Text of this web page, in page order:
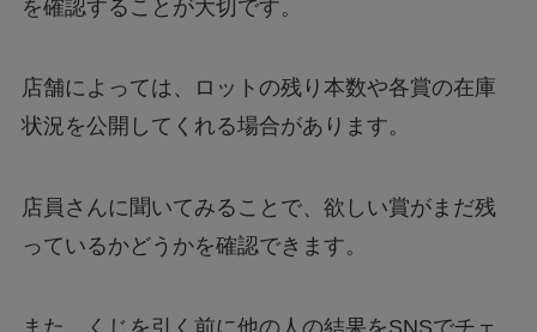
を確認することが大切です。
店舗によっては、ロットの残り本数や各賞の在庫
状況を公開してくれる場合があります。
店員さんに聞いてみることで、欲しい賞がまだ残
っているかどうかを確認できます。